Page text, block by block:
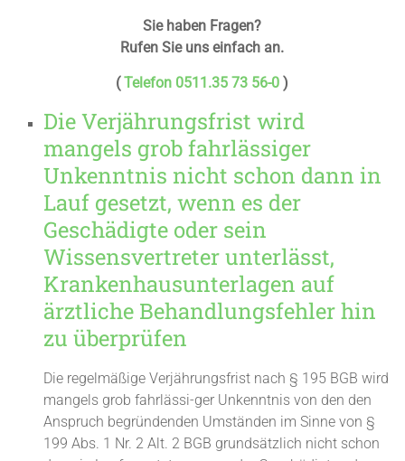
Sie haben Fragen?
Rufen Sie uns einfach an.
(Telefon 0511.35 73 56-0 )
Die Verjährungsfrist wird
mangels grob fahrlässiger
Unkenntnis nicht schon dann in
Lauf gesetzt, wenn es der
Geschädigte oder sein
Wissensvertreter unterlässt,
Krankenhausunterlagen auf
ärztliche Behandlungsfehler hin
zu überprüfen
Die regelmäßige Verjährungsfrist nach § 195 BGB wird
mangels grob fahrlässi-ger Unkenntnis von den den
Anspruch begründenden Umständen im Sinne von §
199 Abs. 1 Nr. 2 Alt. 2 BGB grundsätzlich nicht schon